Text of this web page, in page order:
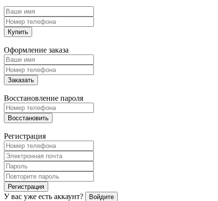
Купить
Оформление заказа
Заказать
Восстановление пароля
Восстановить
Регистрация
Регистрация
У вас уже есть аккаунт? Войдите